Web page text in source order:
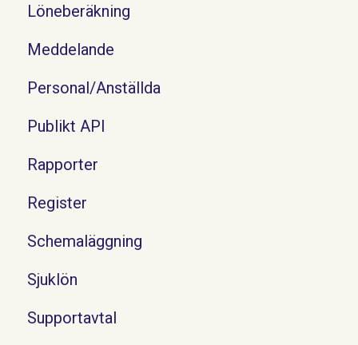
Löneberäkning
Meddelande
Personal/Anställda
Publikt API
Rapporter
Register
Schemaläggning
Sjuklön
Supportavtal